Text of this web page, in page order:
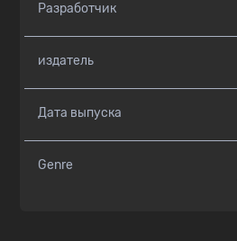
Разработчик
издатель
Дата выпуска
Genre